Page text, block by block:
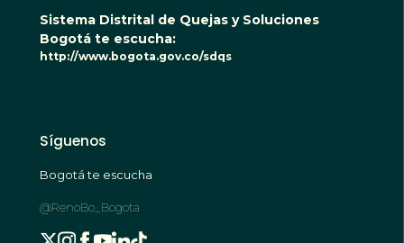
Sistema Distrital de Quejas y Soluciones
Bogotá te escucha:
http://www.bogota.gov.co/sdqs
Síguenos
Bogotá te escucha
@RenoBo_Bogota